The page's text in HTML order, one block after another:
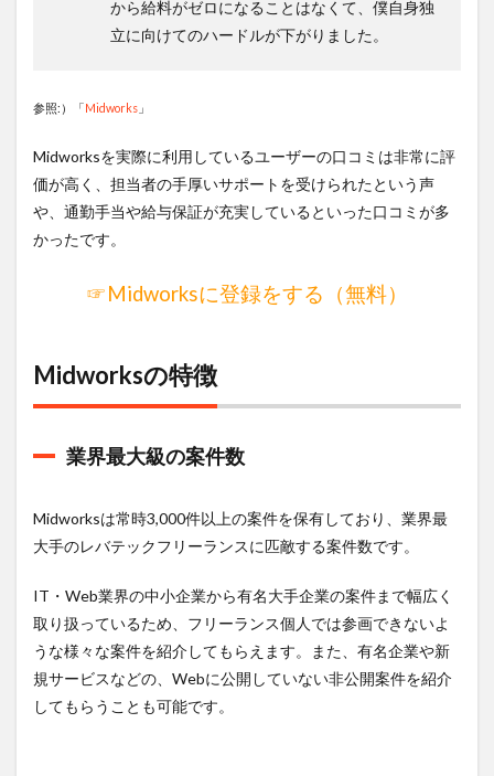
から給料がゼロになることはなくて、僕自身独
立に向けてのハードルが下がりました。
参照:）「Midworks 」
Midworksを実際に利用しているユーザーの口コミは非常に評
価が高く、担当者の手厚いサポートを受けられたという声
や、通勤手当や給与保証が充実しているといった口コミが多
かったです。
☞Midworksに登録をする（無料）
Midworksの特徴
業界最大級の案件数
Midworksは常時3,000件以上の案件を保有しており、業界最
大手のレバテックフリーランスに匹敵する案件数です。
IT・Web業界の中小企業から有名大手企業の案件まで幅広く
取り扱っているため、フリーランス個人では参画できないよ
うな様々な案件を紹介してもらえます。また、有名企業や新
規サービスなどの、Webに公開していない非公開案件を紹介
してもらうことも可能です。